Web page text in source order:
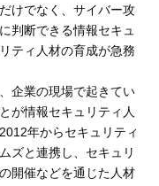
けでなく、サイバー攻
判断できる情報セキュ
ティ人材の育成が急務
企業の現場で起きてい
が情報セキュリティ人
年からセキュリティ
ズと連携し、セキュリ
開催などを通じた人材